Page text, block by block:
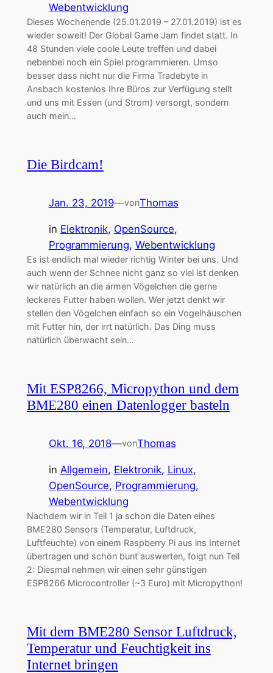
Webentwicklung
Dieses Wochenende (25.01.2019 – 27.01.2019) ist es
wieder soweit! Der Global Game Jam findet statt. In
48 Stunden viele coole Leute treffen und dabei
nebenbei noch ein Spiel programmieren. Umso
besser dass nicht nur die Firma Tradebyte in
Ansbach kostenlos Ihre Büros zur Verfügung stellt
und uns mit Essen (und Strom) versorgt, sondern
auch mein…
Die Birdcam!
Jan. 23, 2019—vonThomas
in Elektronik, OpenSource
Programmierung, Webentwicklung
Es ist endlich mal wieder richtig Winter bei uns. Und
auch wenn der Schnee nicht ganz so viel ist denken
wir natürlich an die armen Vögelchen die gerne
leckeres Futter haben wollen. Wer jetzt denkt wir
stellen den Vögelchen einfach so ein Vogelhäuschen
mit Futter hin, der irrt natürlich. Das Ding muss
natürlich überwacht sein…
Mit ESP8266, Micropython und dem
BME280 einen Datenlogger basteln
Okt. 16, 2018—vonThomas
in Allgemein, Elektronik, Linux
OpenSource, Programmierung
Webentwicklung
Nachdem wir in Teil 1 ja schon die Daten eines
BME280 Sensors (Temperatur, Luftdruck,
Luftfeuchte) von einem Raspberry Pi aus ins Internet
übertragen und schön bunt auswerten, folgt nun Teil
2: Diesmal nehmen wir einen sehr günstigen
ESP8266 Microcontroller (~3 Euro) mit Micropython!
Mit dem BME280 Sensor Luftdruck,
Temperatur und Feuchtigkeit ins
Internet bringen